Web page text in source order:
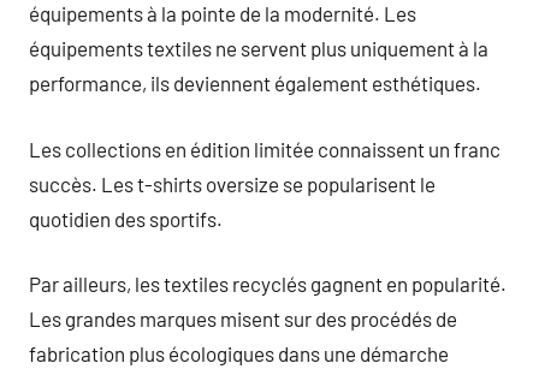
équipements à la pointe de la modernité. Les
équipements textiles ne servent plus uniquement à la
performance, ils deviennent également esthétiques.
Les collections en édition limitée connaissent un franc
succès. Les t-shirts oversize se popularisent le
quotidien des sportifs.
Par ailleurs, les textiles recyclés gagnent en popularité.
Les grandes marques misent sur des procédés de
fabrication plus écologiques dans une démarche